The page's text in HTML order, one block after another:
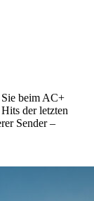
beim AC+
der letzten
Sender –